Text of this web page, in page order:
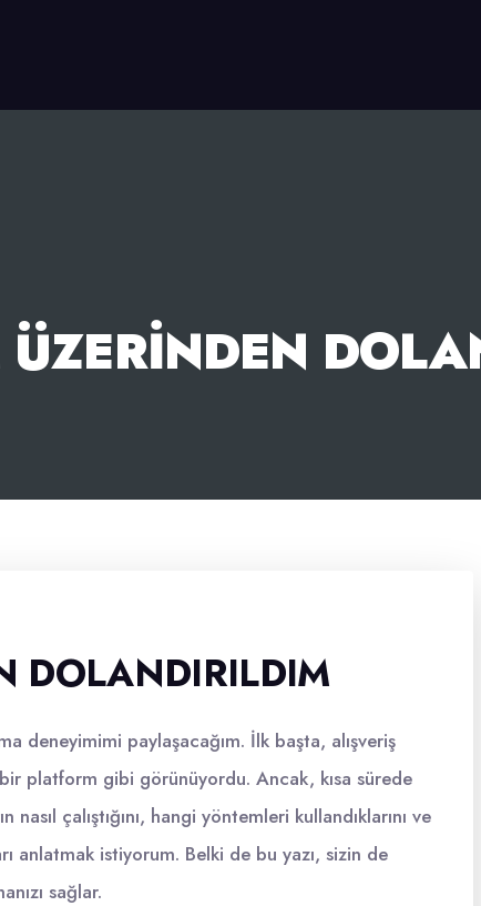
ÜZERINDEN
DOLANDIRILDIM
deneyimimi paylaşacağım. İlk başta, alışveriş
platform gibi görünüyordu. Ancak, kısa sürede
çalıştığını, hangi yöntemleri kullandıklarını ve
anlatmak istiyorum. Belki de bu yazı, sizin de
sağlar.